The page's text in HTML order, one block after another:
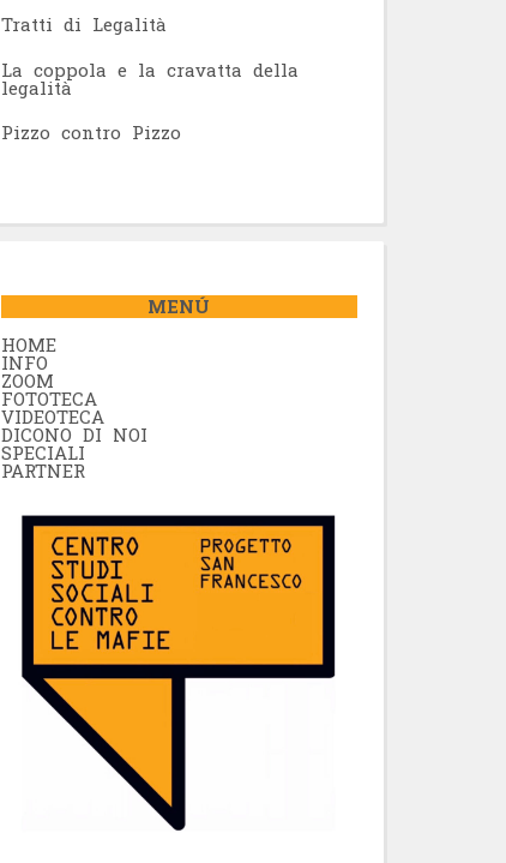
Tratti di Legalità
La coppola e la cravatta della
legalità
Pizzo contro Pizzo
MENÚ
HOME
INFO
ZOOM
FOTOTECA
VIDEOTECA
DICONO DI NOI
SPECIALI
PARTNER